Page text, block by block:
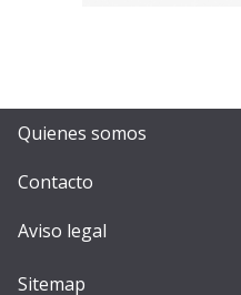
Quienes somos
Contacto
Aviso legal
Sitemap